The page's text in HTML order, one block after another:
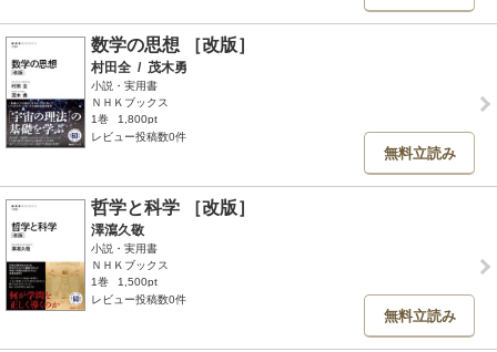
数学の思想 ［改版］
村田全 / 茂木勇
小説・実用書
ＮＨＫブックス
1巻
1,800pt
レビュー投稿数0件
無料立読み
哲学と科学 ［改版］
澤瀉久敬
小説・実用書
ＮＨＫブックス
1巻
1,500pt
レビュー投稿数0件
無料立読み